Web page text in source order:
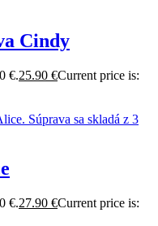
Cindy
€.25.90 €Current price is:
€.27.90 €Current price is: